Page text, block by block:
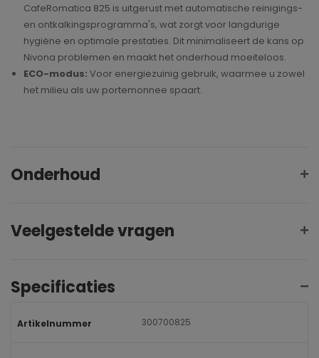
CafeRomatica 825 is uitgerust met automatische reinigings-
en ontkalkingsprogramma's, wat zorgt voor langdurige
hygiëne en optimale prestaties. Dit minimaliseert de kans op
Nivona problemen en maakt het onderhoud moeiteloos.
ECO-modus: Voor energiezuinig gebruik, waarmee u zowel
het milieu als uw portemonnee spaart.
Onderhoud
Veelgestelde vragen
Specificaties
Artikelnummer 300700825